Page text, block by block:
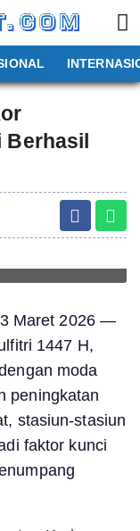
Berhasil
Maret 2026 —
1447 H,
moda
peningkatan
stasiun-stasiun
faktor kunci